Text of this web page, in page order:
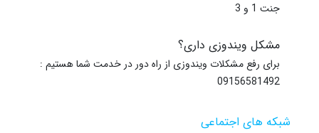
جنت 1 و 3
مشکل ویندوزی داری؟
برای رفع مشکلات ویندوزی از راه دور در خدمت شما هستیم :
09156581492
شبکه های اجتماعی